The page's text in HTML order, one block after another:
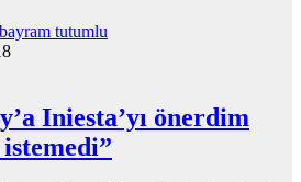
Iniesta’yı önerdim